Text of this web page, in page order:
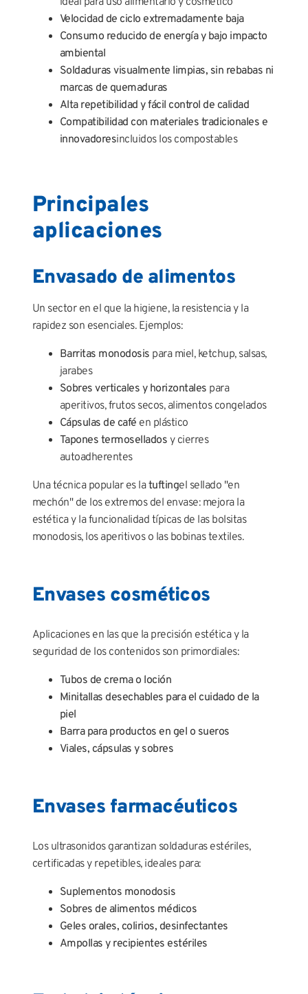
Velocidad de ciclo extremadamente baja
Consumo reducido de energía y bajo impacto
ambiental
Soldaduras visualmente limpias, sin rebabas ni
marcas de quemaduras
Alta repetibilidad y fácil control de calidad
Compatibilidad con materiales tradicionales e
innovadoresincluidos los compostables
Principales
aplicaciones
Envasado de alimentos
Un sector en el que la higiene, la resistencia y la
rapidez son esenciales. Ejemplos:
Barritas monodosis para miel, ketchup, salsas,
jarabes
Sobres verticales y horizontales para
aperitivos, frutos secos, alimentos congelados
Cápsulas de café en plástico
Tapones termosellados y cierres
autoadherentes
Una técnica popular es latuftingel sellado "en
mechón" de los extremos del envase: mejora la
estética y la funcionalidad típicas de las bolsitas
monodosis, los aperitivos o las bobinas textiles.
Envases cosméticos
Aplicaciones en las que la precisión estética y la
seguridad de los contenidos son primordiales:
Tubos de crema o loción
Minitallas desechables para el cuidado de la
piel
Barra para productos en gel o sueros
Viales, cápsulas y sobres
Envases farmacéuticos
Los ultrasonidos garantizan soldaduras estériles,
certificadas y repetibles, ideales para:
Suplementos monodosis
Sobres de alimentos médicos
Geles orales, colirios, desinfectantes
Ampollas y recipientes estériles